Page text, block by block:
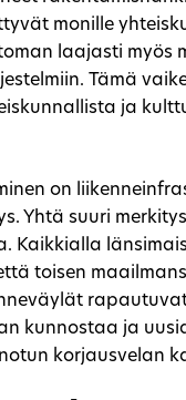
monille
laajasti myös
Tämä
ja
on
Yhtä suuri
Kaikkialla
toisen
kunnostaa ja
korjausvelan